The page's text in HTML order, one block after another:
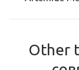
Other